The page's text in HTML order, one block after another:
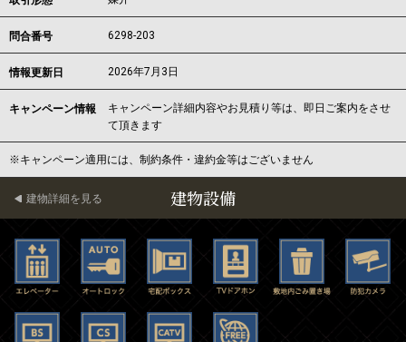
問合番号 6298-203
情報更新日 2026年7月3日
キャンペーン情報
キャンペーン詳細内容やお見積り等は、即日ご案内をさせ
て頂きます
※キャンペーン適用には、制約条件・違約金等はございません
建物設備
建物詳細を見る